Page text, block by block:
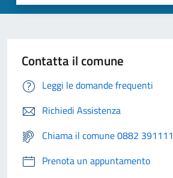
Contatta il comune
Leggi le domande frequenti
Richiedi Assistenza
Chiama il comune 0882 391111
Prenota un appuntamento